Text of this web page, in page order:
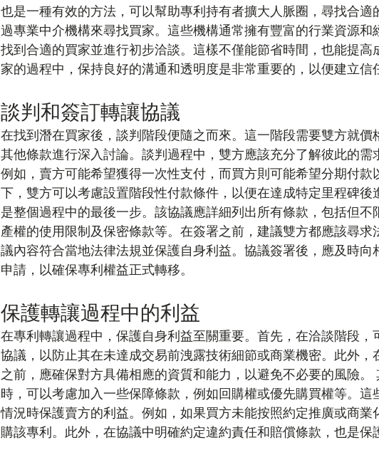
也是一種有效的方法，可以幫助專利持有者擴大人脈圈，尋找合適
過專業中介機構來尋找買家。這些機構通常擁有豐富的行業資源和
找到合適的買家並進行初步洽談。這樣不僅能節省時間，也能提高
家的過程中，保持良好的溝通和透明度是非常重要的，以便建立信
談判和簽訂轉讓協議
在找到潛在買家後，談判階段便隨之而來。這一階段需要雙方就價
其他條款進行深入討論。談判過程中，雙方應該充分了解彼此的需
例如，賣方可能希望獲得一次性支付，而買方則可能希望分期付款
下，雙方可以考慮設置階段性付款條件，以便在達成特定里程碑後
是整個過程中的最後一步。該協議應詳細列出所有條款，包括但不
產權的使用限制及保密條款等。在簽署之前，建議雙方都應該尋求
議內容符合當地法律法規並保護自身利益。協議簽署後，應及時向
申請，以確保專利權益正式轉移。
保護轉讓過程中的利益
在專利轉讓過程中，保護自身利益至關重要。首先，在洽談階段，
協議，以防止其在未達成交易前洩露技術細節或商業機密。此外，
之前，應確保對方具備相應的資質和能力，以避免不必要的風險。
時，可以考慮加入一些保障條款，例如回購權或優先購買權等。這
情況時保護賣方的利益。例如，如果買方未能按照約定推廣或商業
購該專利。此外，在協議中明確約定違約責任和賠償條款，也是保